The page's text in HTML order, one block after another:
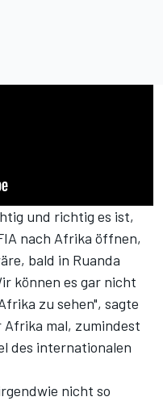
und richtig es ist,
nach Afrika öffnen,
bald in Ruanda
können es gar nicht
zu sehen", sagte
Afrika mal, zumindest
des internationalen
nicht so